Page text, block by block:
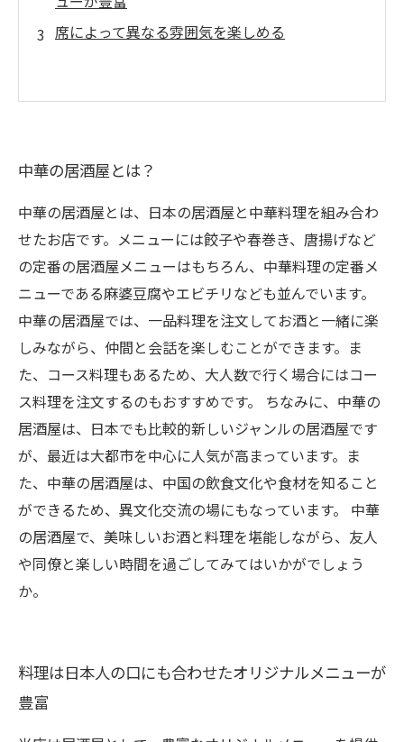
席によって異なる雰囲気を楽しめる
中華の居酒屋とは？
中華の居酒屋とは、日本の居酒屋と中華料理を組み合わ
せたお店です。メニューには餃子や春巻き、唐揚げなど
の定番の居酒屋メニューはもちろん、中華料理の定番メ
ニューである麻婆豆腐やエビチリなども並んでいます。
中華の居酒屋では、一品料理を注文してお酒と一緒に楽
しみながら、仲間と会話を楽しむことができます。ま
た、コース料理もあるため、大人数で行く場合にはコー
ス料理を注文するのもおすすめです。 ちなみに、中華の
居酒屋は、日本でも比較的新しいジャンルの居酒屋です
が、最近は大都市を中心に人気が高まっています。ま
た、中華の居酒屋は、中国の飲食文化や食材を知ること
ができるため、異文化交流の場にもなっています。 中華
の居酒屋で、美味しいお酒と料理を堪能しながら、友人
や同僚と楽しい時間を過ごしてみてはいかがでしょう
か。
料理は日本人の口にも合わせたオリジナルメニューが
豊富